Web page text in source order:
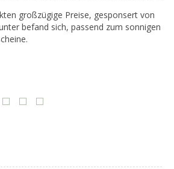
großzügige Preise, gesponsert von
befand sich, passend zum sonnigen